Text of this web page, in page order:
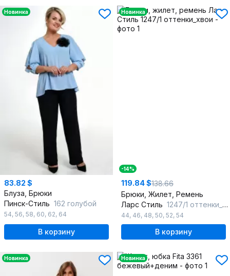
Новинка
83.82 $
Блуза, Брюки
Пинск-Стиль 162 голубой
54, 56, 58, 60, 62, 64
В корзину
Новинка
-14%
119.84 $138.66
Брюки, Жилет, Ремень
Ларс Стиль 1247/1 оттенки_хвои
44, 46, 48, 50, 52, 54
В корзину
Новинка Новинка